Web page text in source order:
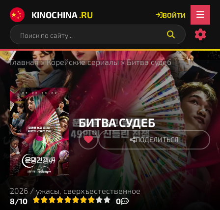
KINOCHINA.RU ВОЙТИ
Главная»Корейские сериалы» Битва судеб
БИТВА СУДЕБ
ПОДЕЛИТЬСЯ
2026 / ужасы, сверхъестественное
8/10
4 5 6 7 8 9 10 0